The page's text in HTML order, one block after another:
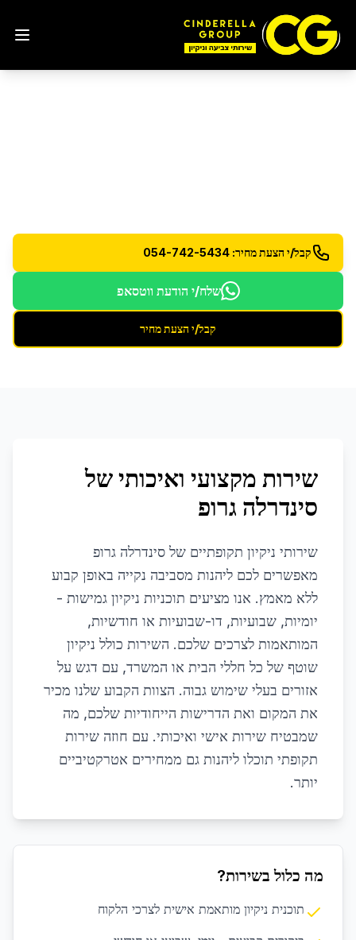
קבל/י הצעת מחיר: 054-742-5434
שלח/י הודעת ווטסאפ
קבל/י הצעת מחיר
שירות מקצועי ואיכותי של
סינדרלה גרופ
שירותי ניקיון תקופתיים של סינדרלה גרופ
מאפשרים לכם ליהנות מסביבה נקייה באופן קבוע
ללא מאמץ. אנו מציעים תוכניות ניקיון גמישות -
יומיות, שבועיות, דו-שבועיות או חודשיות,
המותאמות לצרכים שלכם. השירות כולל ניקיון
שוטף של כל חללי הבית או המשרד, עם דגש על
אזורים בעלי שימוש גבוה. הצוות הקבוע שלנו מכיר
את המקום ואת הדרישות הייחודיות שלכם, מה
שמבטיח שירות אישי ואיכותי. עם חוזה שירות
תקופתי תוכלו ליהנות גם ממחירים אטרקטיביים
יותר.
מה כלול בשירות?
תוכנית ניקיון מותאמת אישית לצרכי הלקוח